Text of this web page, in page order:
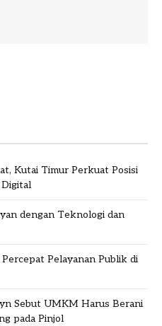
Kutai Timur Perkuat Posisi
Digital
dengan Teknologi dan
Pelayanan Publik di
Sebut UMKM Harus Berani
pada Pinjol